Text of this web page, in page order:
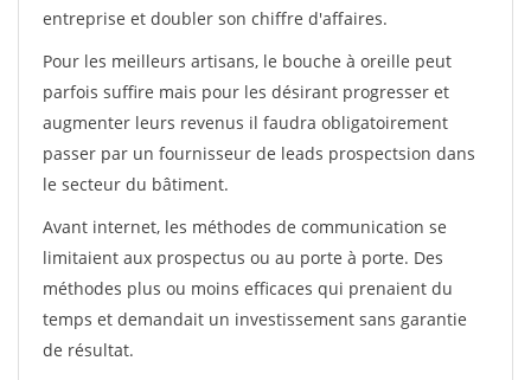
entreprise et doubler son chiffre d'affaires.
Pour les meilleurs artisans, le bouche à oreille peut
parfois suffire mais pour les désirant progresser et
augmenter leurs revenus il faudra obligatoirement
passer par un fournisseur de leads prospectsion dans
le secteur du bâtiment.
Avant internet, les méthodes de communication se
limitaient aux prospectus ou au porte à porte. Des
méthodes plus ou moins efficaces qui prenaient du
temps et demandait un investissement sans garantie
de résultat.